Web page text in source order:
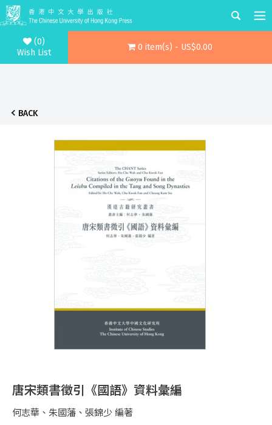
(0)
Wish List
0 item(s) - US$0.00
BACK
唐宋類書徵引《國語》資料彙編
何志華、朱國藩、張錦少 編著